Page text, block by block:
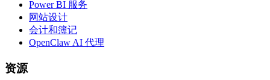
Power BI 服务
网站设计
会计和簿记
OpenClaw AI 代理
资源